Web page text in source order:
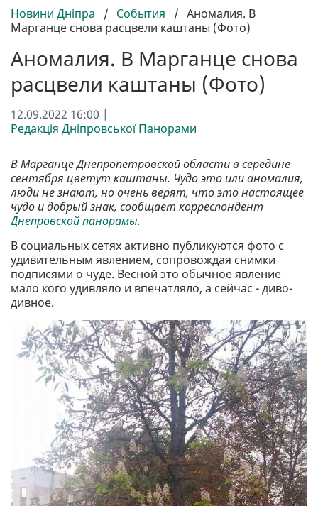
Новини Дніпра / События / Аномалия. В
Марганце снова расцвели каштаны (Фото)
Аномалия. В Марганце снова
расцвели каштаны (Фото)
12.09.2022 16:00 |
Редакція Дніпровської Панорами
В Марганце Днепропетровской области в середине
сентября цветут каштаны. Чудо это или аномалия,
люди не знают, но очень верят, что это настоящее
чудо и добрый знак, сообщает корреспондент
Днепровской панорамы.
В социальных сетях активно публикуются фото с
удивительным явлением, сопровождая снимки
подписями о чуде. Весной это обычное явление
мало кого удивляло и впечатляло, а сейчас - диво-
дивное.